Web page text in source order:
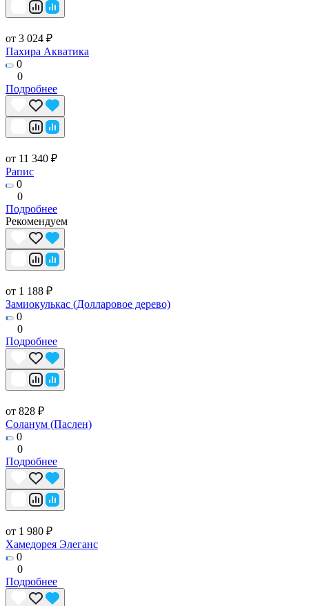
от 3 024 ₽
Пахира Акватика
0
0
Подробнее
от 11 340 ₽
Рапис
0
0
Подробнее
Рекомендуем
от 1 188 ₽
Замиокулькас (Долларовое дерево)
0
0
Подробнее
от 828 ₽
Соланум (Паслен)
0
0
Подробнее
от 1 980 ₽
Хамедорея Элеганс
0
0
Подробнее